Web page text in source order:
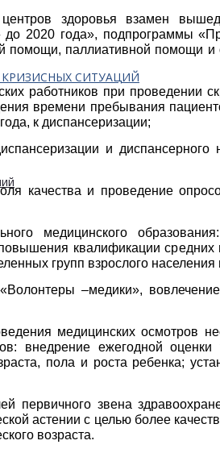
СИТУАЦИЙ
здоровья взамен
до 2020 года», подпрограммы
й помощи, паллиативной помощи и
работников при проведении
времени пребывания
к диспансеризации;
и диспансерного
качества и проведение
о медицинского
квалификации
групп взрослого
–медики»,
медицинских осмотров
внедрение ежегодной
пола и роста ребенка;
первичного звена
астении с целью более
возраста.